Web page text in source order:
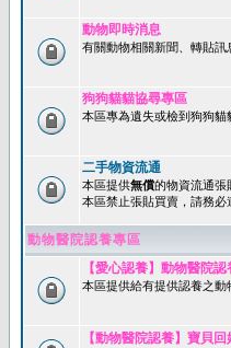
動物即時消息
有關動物相關新聞、轉貼
狗狗貓貓協尋專區
本區專為遺失或檢到狗狗
二手物資流通
本區提供無償的物資流通張
本區禁止張貼買賣，請務必
動物醫院認養專區
【愛心認養】動物醫院
本區提供給有提供認養之
【動物醫院認養】寶貝回